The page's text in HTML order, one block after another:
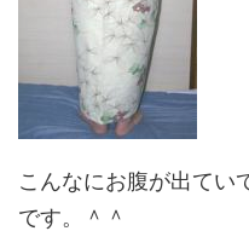
こんなにお腹が出てい
です。＾＾